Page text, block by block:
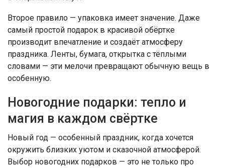
Второе правило — упаковка имеет значение. Даже
самый простой подарок в красивой обёртке
производит впечатление и создаёт атмосферу
праздника. Ленты, бумага, открытка с тёплыми
словами — эти мелочи превращают обычную вещь в
особенную.
Новогодние подарки: тепло и
магия в каждом свёртке
Новый год — особенный праздник, когда хочется
окружить близких уютом и сказочной атмосферой.
Выбор новогодних подарков — это не только про